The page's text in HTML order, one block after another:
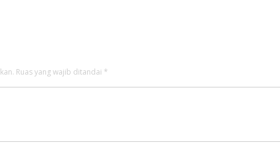
Ruas yang wajib ditandai *